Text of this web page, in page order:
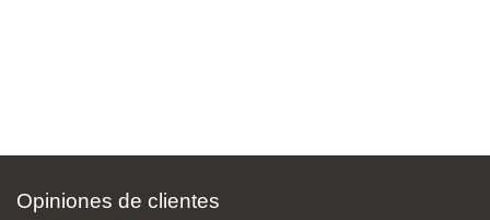
Opiniones de clientes